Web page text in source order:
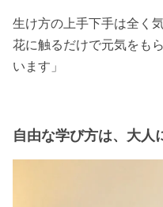
生け方の上手下手は全く
花に触るだけで元気をも
います」
自由な学び方は、大人